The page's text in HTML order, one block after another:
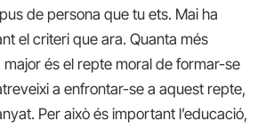
de persona que tu ets. Mai ha
el criteri que ara. Quanta més
major és el repte moral de formar-se
a enfrontar-se a aquest repte,
Per això és important l’educació,